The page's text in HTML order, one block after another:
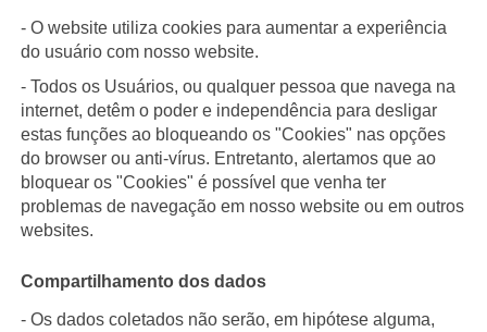
- O website utiliza cookies para aumentar a experiência
do usuário com nosso website.
- Todos os Usuários, ou qualquer pessoa que navega na
internet, detêm o poder e independência para desligar
estas funções ao bloqueando os "Cookies" nas opções
do browser ou anti-vírus. Entretanto, alertamos que ao
bloquear os "Cookies" é possível que venha ter
problemas de navegação em nosso website ou em outros
websites.
Compartilhamento dos dados
- Os dados coletados não serão, em hipótese alguma,